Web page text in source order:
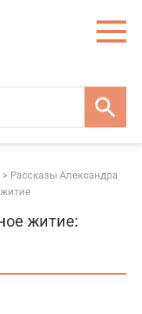
> Рассказы Александра
житие: